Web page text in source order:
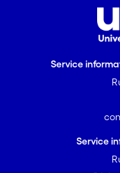
Service
Service